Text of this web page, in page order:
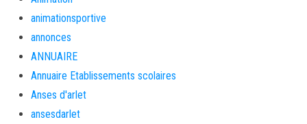
animationsportive
annonces
ANNUAIRE
Annuaire Etablissements scolaires
Anses d'arlet
ansesdarlet